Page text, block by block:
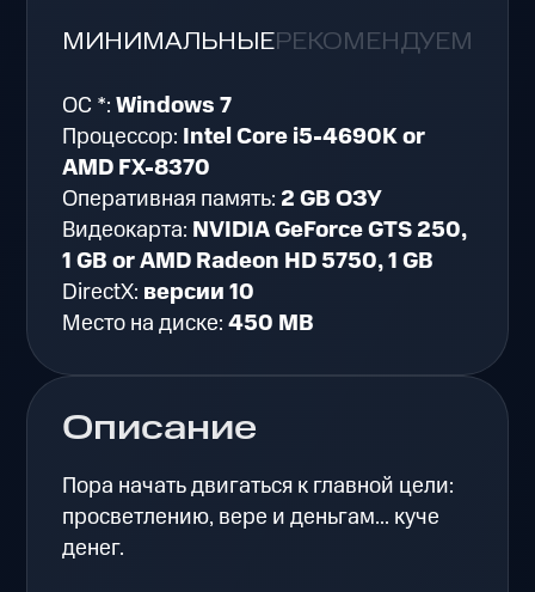
Описание
Пора начать двигаться к главной цели:
просветлению, вере и деньгам... куче
денег.
МИНИМАЛЬНЫЕРЕКОМЕНДУЕМЫЕ
ОС *:Windows 7
Процессор: Intel Core i5-4690K or
AMD FX-8370
Оперативная память: 2 GB ОЗУ
Видеокарта: NVIDIA GeForce GTS 250,
1 GB or AMD Radeon HD 5750, 1 GB
DirectX: версии 10
Место на диске:450 MB